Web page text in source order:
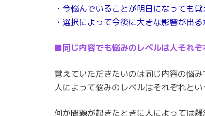
・今悩んでいることが明日になっても
・選択によって今後に大きな影響が出
■同じ内容でも悩みのレベルは人それぞ
覚えていただきたいのは同じ内容の悩み
人によって悩みのレベルはそれぞれとい
何か問題が起きたときに人によっては